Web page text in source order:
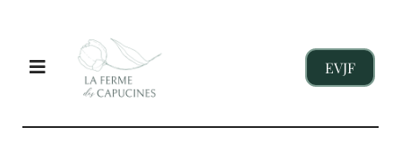
contenu
Toggle
Navigation
EVJF